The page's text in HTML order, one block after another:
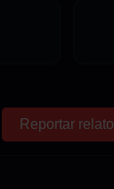
Reportar relato